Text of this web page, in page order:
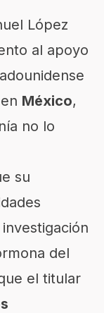
López
al apoyo
México,
no lo
su
del
el titular